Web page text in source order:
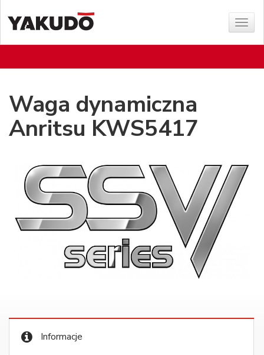
menu
Waga dynamiczna
Anritsu KWS5417
Informacje